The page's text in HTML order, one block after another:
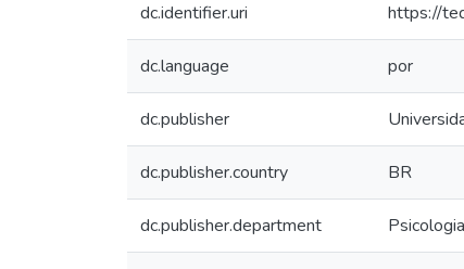
dc.identifier.uri https://
dc.language por
dc.publisher
dc.publisher.country BR
dc.publisher.department